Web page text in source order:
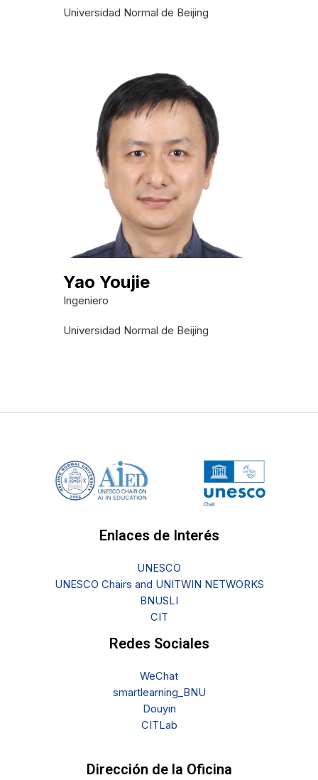
Universidad Normal de Beijing
Yao Youjie
Ingeniero
Universidad Normal de Beijing
Enlaces de Interés
UNESCO
UNESCO Chairs and UNITWIN NETWORKS
BNUSLI
CIT
Redes Sociales
WeChat
smartlearning_BNU
Douyin
CITLab
Dirección de la Oficina